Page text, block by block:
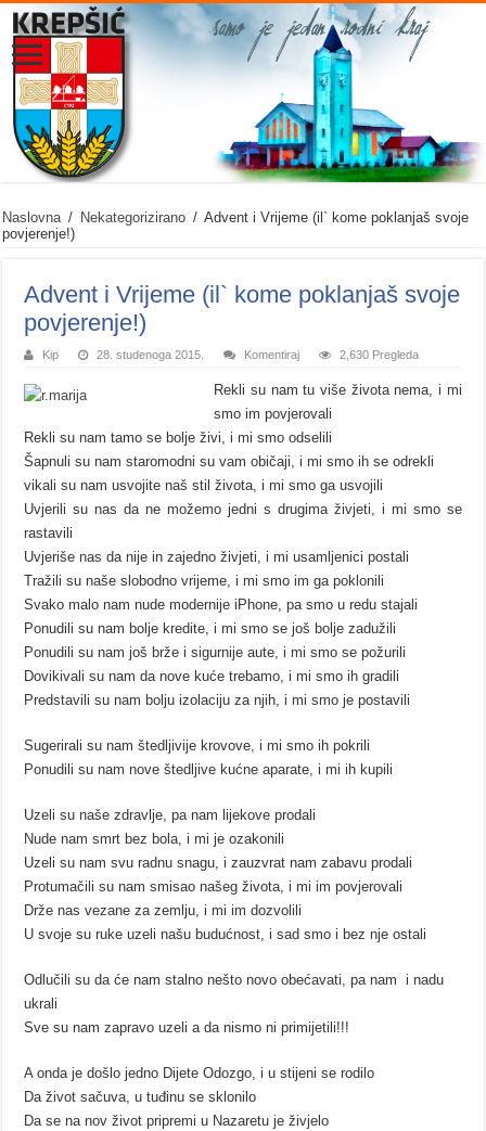
Naslovna / Nekategorizirano / Advent i Vrijeme (il` kome poklanjaš svoje
povjerenje!)
Advent i Vrijeme (il` kome poklanjaš svoje
povjerenje!)
Kip 28. studenoga 2015. Komentiraj 2,630 Pregleda
Rekli su nam tu više života nema, i mi
smo im povjerovali
Rekli su nam tamo se bolje živi, i mi smo odselili
Šapnuli su nam staromodni su vam običaji, i mi smo ih se odrekli
vikali su nam usvojite naš stil života, i mi smo ga usvojili
Uvjerili su nas da ne možemo jedni s drugima živjeti, i mi smo se
rastavili
Uvjeriše nas da nije in zajedno živjeti, i mi usamljenici postali
Tražili su naše slobodno vrijeme, i mi smo im ga poklonili
Svako malo nam nude modernije iPhone, pa smo u redu stajali
Ponudili su nam bolje kredite, i mi smo se još bolje zadužili
Ponudili su nam još brže i sigurnije aute, i mi smo se požurili
Dovikivali su nam da nove kuće trebamo, i mi smo ih gradili
Predstavili su nam bolju izolaciju za njih, i mi smo je postavili
Sugerirali su nam štedljivije krovove, i mi smo ih pokrili
Ponudili su nam nove štedljive kućne aparate, i mi ih kupili
Uzeli su naše zdravlje, pa nam lijekove prodali
Nude nam smrt bez bola, i mi je ozakonili
Uzeli su nam svu radnu snagu, i zauzvrat nam zabavu prodali
Protumačili su nam smisao našeg života, i mi im povjerovali
Drže nas vezane za zemlju, i mi im dozvolili
U svoje su ruke uzeli našu budućnost, i sad smo i bez nje ostali
Odlučili su da će nam stalno nešto novo obećavati, pa nam i nadu
ukrali
Sve su nam zapravo uzeli a da nismo ni primijetili!!!
A onda je došlo jedno Dijete Odozgo, i u stijeni se rodilo
Da život sačuva, u tuđinu se sklonilo
Da se na nov život pripremi u Nazaretu je živjelo